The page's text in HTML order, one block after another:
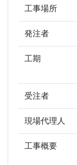
工事場所
発注者
工期
受注者
現場代理人
工事概要